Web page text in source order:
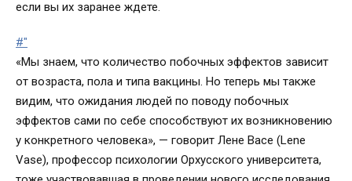
если вы их заранее ждете.
#"
«Мы знаем, что количество побочных эффектов зависит
от возраста, пола и типа вакцины. Но теперь мы также
видим, что ожидания людей по поводу побочных
эффектов сами по себе способствуют их возникновению
у конкретного человека», — говорит Лене Васе (Lene
Vase), профессор психологии Орхусского университета,